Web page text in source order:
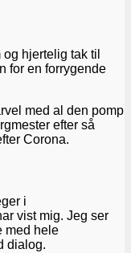
hjertelig tak til
for en forrygende
med al den pomp
efter så
Corona.
i
vist mig. Jeg ser
med hele
dialog.